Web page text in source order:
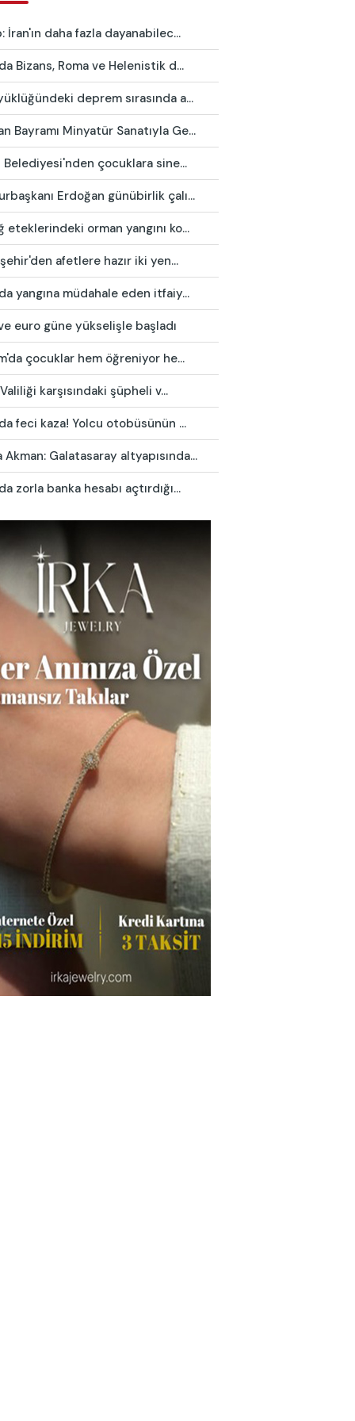
İran'ın daha fazla dayanabilec...
Bizans, Roma ve Helenistik d...
deprem sırasında a...
Bayramı Minyatür Sanatıyla Ge...
Belediyesi'nden çocuklara sine...
Erdoğan günübirlik çalı...
eteklerindeki orman yangını ko...
afetlere hazır iki yen...
yangına müdahale eden itfaiy...
euro güne yükselişle başladı
çocuklar hem öğreniyor he...
karşısındaki şüpheli v...
feci kaza! Yolcu otobüsünün ...
Akman: Galatasaray altyapısında...
zorla banka hesabı açtırdığı...